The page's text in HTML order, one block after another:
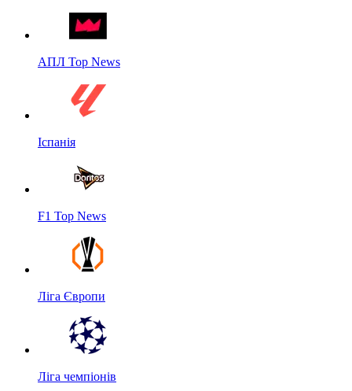
АПЛ Top News
Іспанія
F1 Top News
Ліга Європи
Ліга чемпіонів